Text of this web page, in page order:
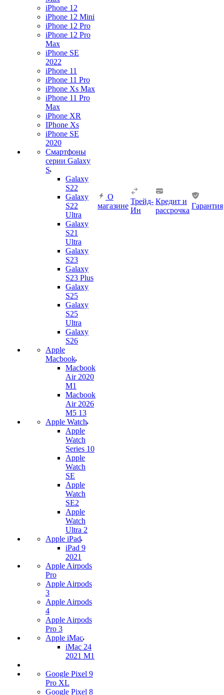
iPhone 12
iPhone 12 Mini
iPhone 12 Pro
iPhone 12 Pro
Max
iPhone SE
2022
iPhone 11
iPhone 11 Pro
iPhone Xs Max
iPhone 11 Pro
Max
iPhone XR
IPhone Xs
iPhone SE
2020
Смартфоны
серии Galaxy
S
Galaxy
S22
Galaxy
S22
Ultra
Galaxy
S21
Ultra
Galaxy
S23
Galaxy
S23 Plus
Galaxy
S25
Galaxy
S25
Ultra
Galaxy
S26
Apple
Macbook
Macbook
Air 2020
M1
Macbook
Air 2026
M5 13
Apple Watch
Apple
Watch
Series 10
Apple
Watch
SE
Apple
Watch
SE2
Apple
Watch
Ultra 2
Apple iPad
iPad 9
2021
Apple Airpods
Pro
Apple Airpods
3
Apple Airpods
4
Apple Airpods
Pro 3
Apple iMac
iMac 24
2021 M1
Google Pixel 9
Pro XL
Google Pixel 8
О
магазине
Трейд-
Ин
Кредит и
рассрочка
Гарантия